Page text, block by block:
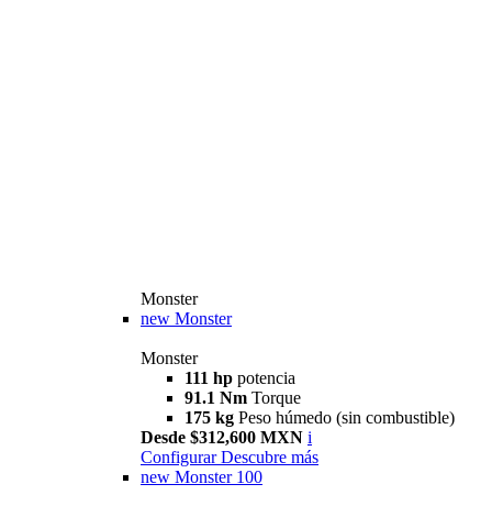
Monster
new Monster
Monster
111 hp potencia
91.1 Nm Torque
175 kg Peso húmedo (sin combustible)
Desde $312,600 MXN i
Configurar Descubre más
new Monster 100